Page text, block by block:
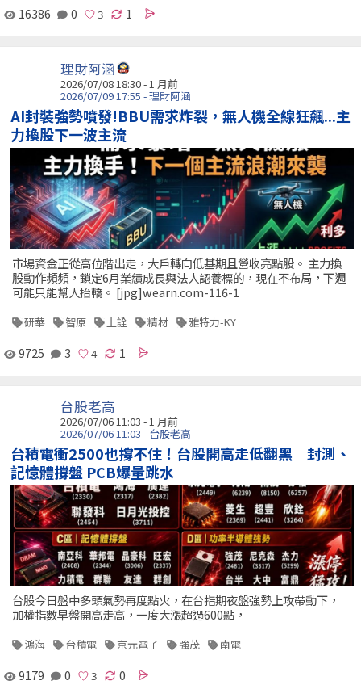
16386 0 1
理財阿涵
2026/07/08 18:30 - 1 月前
2026/07/09 17:55 - 理財阿涵
AI封裝強勢噴發!BBU需求炸裂，無人機全線狂飆...主
力換股下一波主流
市場資金正從高位階出走，大戶轉向低基期且營收亮點股。 主力換
股動作頻頻，鎖定6月業績成長與法人認養標的，現在不布局，下週
可能只能幫人抬轎。 [jpg]wearn.com-116-1
研華 智原 上詮 精材 雅特力-KY
9725 3 1
台股老高
2026/07/06 11:03 - 1 月前
2026/07/06 11:03 - 台股老高
台積電衝2500也撐不住！台股開高走低翻黑 封測、
記憶體撐盤 PCB爆量跳水
台股今日盤中多頭氣勢再度點火，在台指期夜盤強勢上攻帶動下，
加權指數早盤開高走高，一度大漲超過600點，
鴻海 台積電 京元電子 強茂 南電
9179 0 0